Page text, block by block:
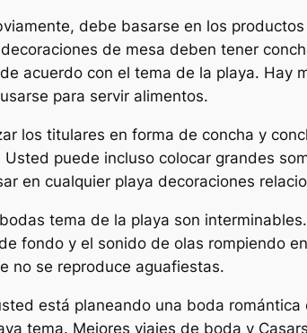
debe basarse en los
de mesa deben tener
acuerdo con el tema de la playa. Hay
para servir alimentos.
los titulares en forma de concha y
Usted puede incluso colocar grandes
en cualquier playa decoraciones
tema de la playa son
fondo y el sonido de olas rompiendo
no se reproduce aguafiestas.
está planeando una boda
tema. Mejores viajes de boda y